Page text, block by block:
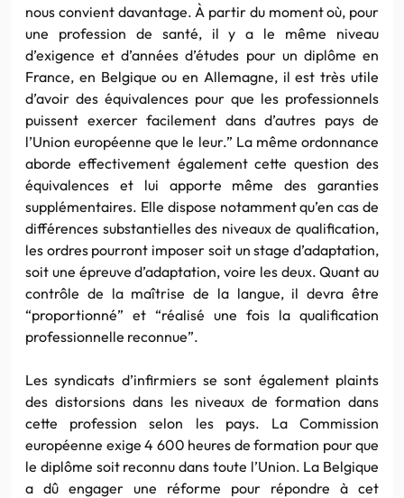
nous convient davantage. À partir du moment où, pour
une profession de santé, il y a le même niveau
d’exigence et d’années d’études pour un diplôme en
France, en Belgique ou en Allemagne, il est très utile
d’avoir des équivalences pour que les professionnels
puissent exercer facilement dans d’autres pays de
l’Union européenne que le leur.” La même ordonnance
aborde effectivement également cette question des
équivalences et lui apporte même des garanties
supplémentaires. Elle dispose notamment qu’en cas de
différences substantielles des niveaux de qualification,
les ordres pourront imposer soit un stage d’adaptation,
soit une épreuve d’adaptation, voire les deux. Quant au
contrôle de la maîtrise de la langue, il devra être
“proportionné” et “réalisé une fois la qualification
professionnelle reconnue”.
Les syndicats d’infirmiers se sont également plaints
des distorsions dans les niveaux de formation dans
cette profession selon les pays. La Commission
européenne exige 4 600 heures de formation pour que
le diplôme soit reconnu dans toute l’Union. La Belgique
a dû engager une réforme pour répondre à cet